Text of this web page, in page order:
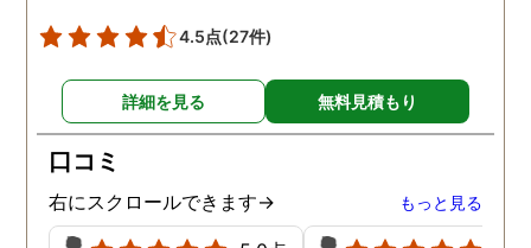
いる方いらしたらとても
すすめです！
4.5点(27件)
詳細を見る 無料見積もり
口コミ
右にスクロールできます→ もっと見る